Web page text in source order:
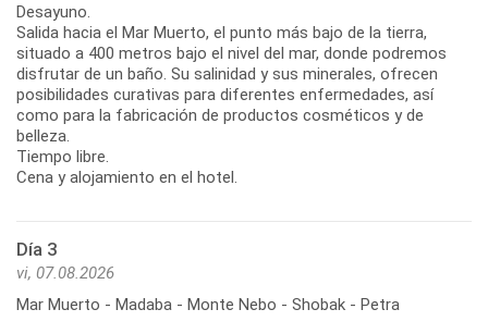
Desayuno.
Salida hacia el Mar Muerto, el punto más bajo de la tierra,
situado a 400 metros bajo el nivel del mar, donde podremos
disfrutar de un baño. Su salinidad y sus minerales, ofrecen
posibilidades curativas para diferentes enfermedades, así
como para la fabricación de productos cosméticos y de
belleza.
Tiempo libre.
Cena y alojamiento en el hotel.
Día 3
vi, 07.08.2026
Mar Muerto - Madaba - Monte Nebo - Shobak - Petra